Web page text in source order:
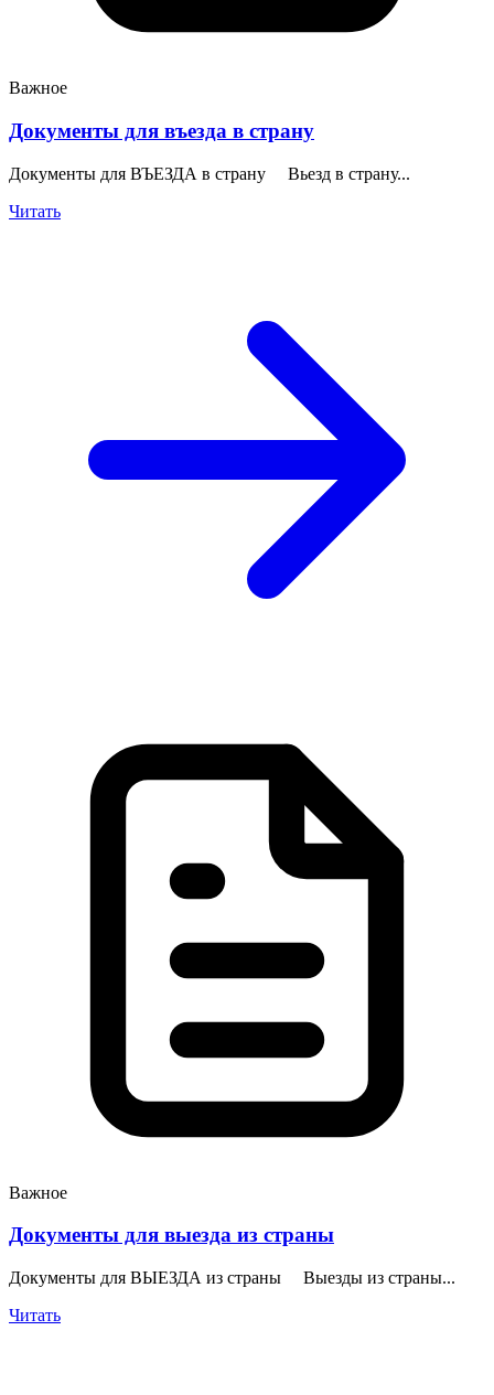
Важное
Документы для въезда в страну
Документы для ВЪЕЗДА в страну Вьезд в страну...
Читать
Важное
Документы для выезда из страны
Документы для ВЫЕЗДА из страны Выезды из страны...
Читать